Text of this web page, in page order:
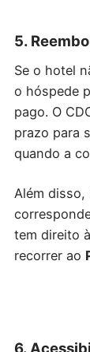
5.
Se o hotel
o hóspede
pago. O
prazo para
quando a
Além
tem direito
recorrer ao
6.